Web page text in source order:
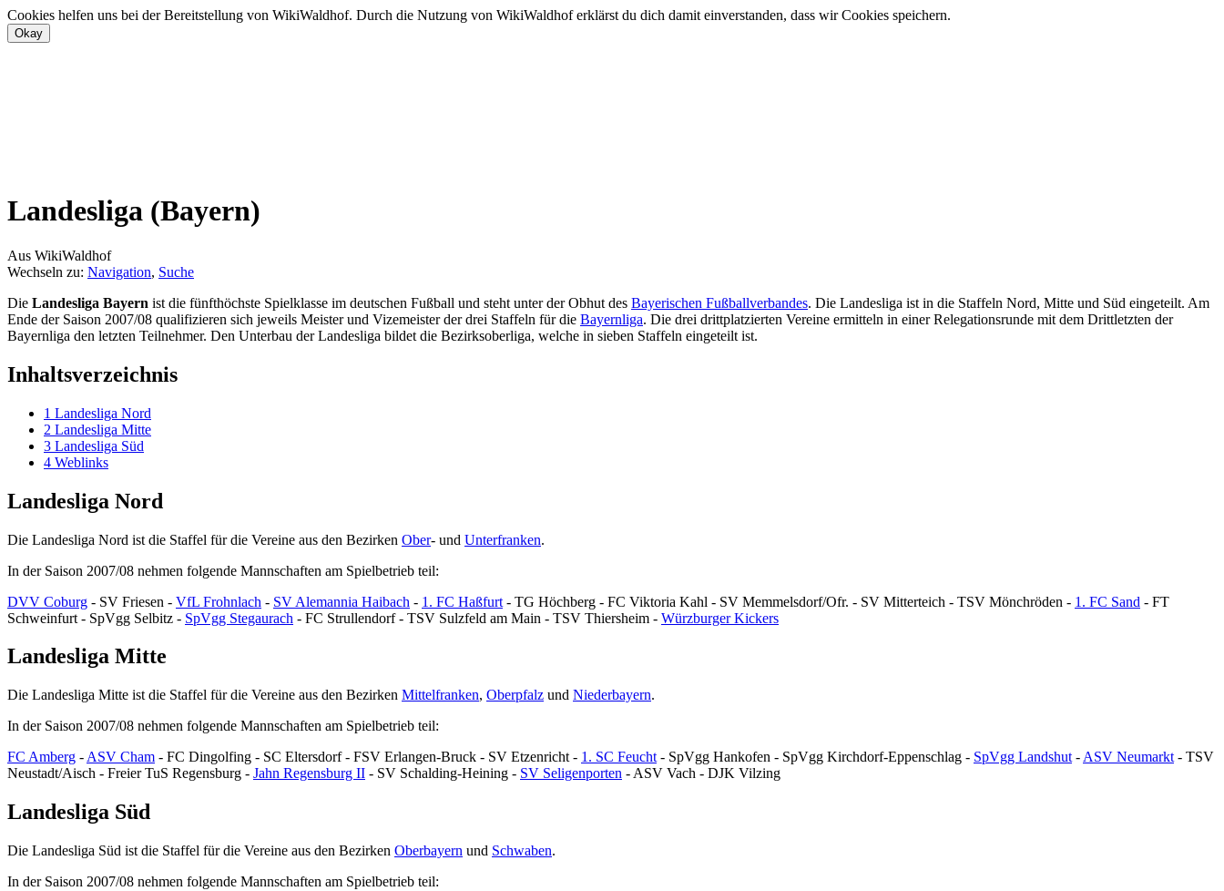
Cookies helfen uns bei der Bereitstellung von WikiWaldhof. Durch die Nutzung von WikiWaldhof erklärst du dich damit einverstanden, dass wir Cookies speichern.
Landesliga (Bayern)
Aus WikiWaldhof
Wechseln zu: Navigation, Suche
Die Landesliga Bayern ist die fünfthöchste Spielklasse im deutschen Fußball und steht unter der Obhut des Bayerischen Fußballverbandes. Die Landesliga ist in die Staffeln Nord, Mitte und Süd eingeteilt. Am
Ende der Saison 2007/08 qualifizieren sich jeweils Meister und Vizemeister der drei Staffeln für die Bayernliga. Die drei drittplatzierten Vereine ermitteln in einer Relegationsrunde mit dem Drittletzten der
Bayernliga den letzten Teilnehmer. Den Unterbau der Landesliga bildet die Bezirksoberliga, welche in sieben Staffeln eingeteilt ist.
Inhaltsverzeichnis
1 Landesliga Nord
2 Landesliga Mitte
3 Landesliga Süd
4 Weblinks
Landesliga Nord
Die Landesliga Nord ist die Staffel für die Vereine aus den Bezirken Ober- und Unterfranken.
In der Saison 2007/08 nehmen folgende Mannschaften am Spielbetrieb teil:
DVV Coburg - SV Friesen - VfL Frohnlach - SV Alemannia Haibach - 1. FC Haßfurt - TG Höchberg - FC Viktoria Kahl - SV Memmelsdorf/Ofr. - SV Mitterteich - TSV Mönchröden - 1. FC Sand - FT
Schweinfurt - SpVgg Selbitz - SpVgg Stegaurach - FC Strullendorf - TSV Sulzfeld am Main - TSV Thiersheim - Würzburger Kickers
Landesliga Mitte
Die Landesliga Mitte ist die Staffel für die Vereine aus den Bezirken Mittelfranken, Oberpfalz und Niederbayern.
In der Saison 2007/08 nehmen folgende Mannschaften am Spielbetrieb teil:
FC Amberg - ASV Cham - FC Dingolfing - SC Eltersdorf - FSV Erlangen-Bruck - SV Etzenricht - 1. SC Feucht - SpVgg Hankofen - SpVgg Kirchdorf-Eppenschlag - SpVgg Landshut - ASV Neumarkt - TSV
Neustadt/Aisch - Freier TuS Regensburg - Jahn Regensburg II - SV Schalding-Heining - SV Seligenporten - ASV Vach - DJK Vilzing
Landesliga Süd
Die Landesliga Süd ist die Staffel für die Vereine aus den Bezirken Oberbayern und Schwaben.
In der Saison 2007/08 nehmen folgende Mannschaften am Spielbetrieb teil: